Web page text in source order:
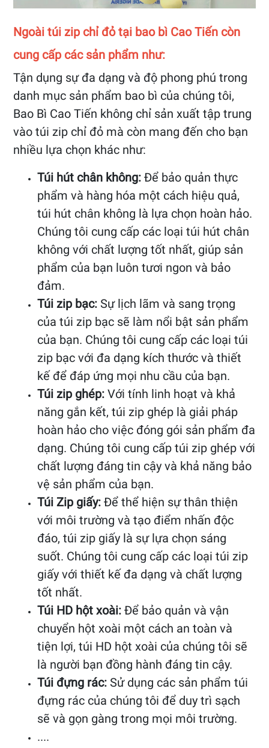
Ngoài túi zip chỉ đỏ tại bao bì Cao Tiến còn
cung cấp các sản phẩm như:
Tận dụng sự đa dạng và độ phong phú trong
danh mục sản phẩm bao bì của chúng tôi,
Bao Bì Cao Tiến không chỉ sản xuất tập trung
vào túi zip chỉ đỏ mà còn mang đến cho bạn
nhiều lựa chọn khác như:
Túi hút chân không: Để bảo quản thực
phẩm và hàng hóa một cách hiệu quả,
túi hút chân không là lựa chọn hoàn hảo.
Chúng tôi cung cấp các loại túi hút chân
không với chất lượng tốt nhất, giúp sản
phẩm của bạn luôn tươi ngon và bảo
đảm.
Túi zip bạc: Sự lịch lãm và sang trọng
của túi zip bạc sẽ làm nổi bật sản phẩm
của bạn. Chúng tôi cung cấp các loại túi
zip bạc với đa dạng kích thước và thiết
kế để đáp ứng mọi nhu cầu của bạn.
Túi zip ghép: Với tính linh hoạt và khả
năng gắn kết, túi zip ghép là giải pháp
hoàn hảo cho việc đóng gói sản phẩm đa
dạng. Chúng tôi cung cấp túi zip ghép với
chất lượng đáng tin cậy và khả năng bảo
vệ sản phẩm của bạn.
Túi Zip giấy: Để thể hiện sự thân thiện
với môi trường và tạo điểm nhấn độc
đáo, túi zip giấy là sự lựa chọn sáng
suốt. Chúng tôi cung cấp các loại túi zip
giấy với thiết kế đa dạng và chất lượng
tốt nhất.
Túi HD hột xoài: Để bảo quản và vận
chuyển hột xoài một cách an toàn và
tiện lợi, túi HD hột xoài của chúng tôi sẽ
là người bạn đồng hành đáng tin cậy.
Túi đựng rác: Sử dụng các sản phẩm túi
đựng rác của chúng tôi để duy trì sạch
sẽ và gọn gàng trong mọi môi trường.
....